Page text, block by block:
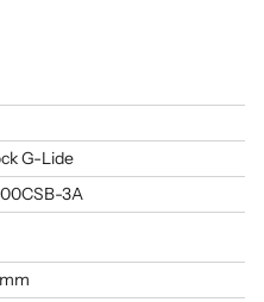
G-Lide
3A